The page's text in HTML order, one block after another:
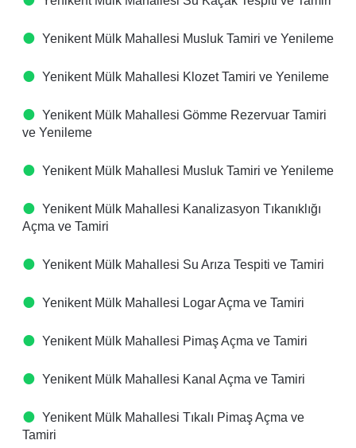
Yenikent Mülk Mahallesi Musluk Tamiri ve Yenileme
Yenikent Mülk Mahallesi Klozet Tamiri ve Yenileme
Yenikent Mülk Mahallesi Gömme Rezervuar Tamiri
ve Yenileme
Yenikent Mülk Mahallesi Musluk Tamiri ve Yenileme
Yenikent Mülk Mahallesi Kanalizasyon Tıkanıklığı
Açma ve Tamiri
Yenikent Mülk Mahallesi Su Arıza Tespiti ve Tamiri
Yenikent Mülk Mahallesi Logar Açma ve Tamiri
Yenikent Mülk Mahallesi Pimaş Açma ve Tamiri
Yenikent Mülk Mahallesi Kanal Açma ve Tamiri
Yenikent Mülk Mahallesi Tıkalı Pimaş Açma ve
Tamiri